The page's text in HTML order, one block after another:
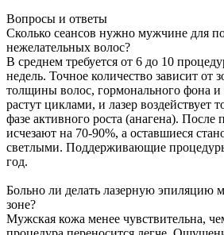
Вопросы и ответы
Сколько сеансов нужно мужчине для
нежелательных волос?
В среднем требуется от 6 до 10
недель. Точное количество зависит от
толщины волос, гормонального фона
растут циклами, и лазер воздействует
фазе активного роста (анагена). После
исчезают на 70-90%, а оставшиеся
светлыми. Поддерживающие
год.
Больно ли делать лазерную эпиляцию
зоне?
Мужская кожа менее чувствительна,